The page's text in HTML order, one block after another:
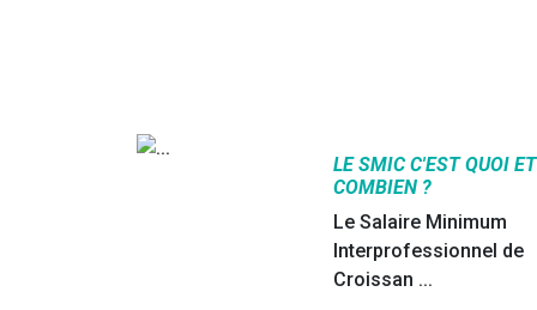
LE SMIC C'EST QUOI ET
COMBIEN ?
Le Salaire Minimum
Interprofessionnel de
Croissan ...